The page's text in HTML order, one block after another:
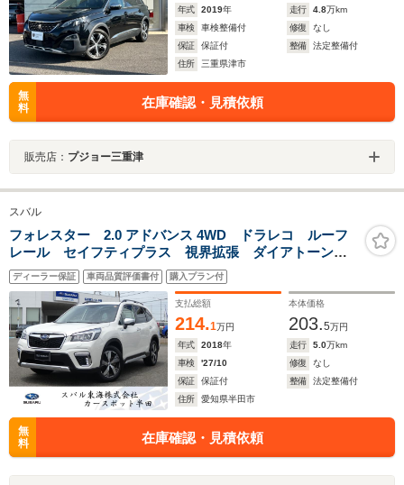
年式
2019年 走行 4.8万km
車検
車検整備付 修復
なし
保証
保証付 整備
法定整備付
住所
三重県津市
無
料
在庫確認・見積依頼
販売店： プジョー三重津
スバル
フォレスター 2.0 アドバンス 4WD ドラレコ ルーフ
レール セイフティプラス 視界拡張 ダイアトーンナ
ビ フルセグ Bluetoothオーディオ USB フロントカ
メラ サイドカメラ バックカメラ スマートリヤビュ
ーミラー ETC2.0
ディーラー保証 車両品質評価書付 購入プラン付
支払総額
214.1万円
本体価格
203.5万円
年式
2018年 走行 5.0万km
車検
'27/10 修復
なし
保証
保証付 整備
法定整備付
住所
愛知県半田市
無
料
在庫確認・見積依頼